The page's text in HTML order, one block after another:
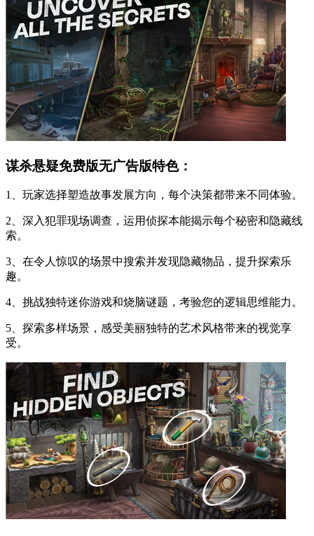
谋杀悬疑免费版无广告版特色：
1、玩家选择塑造故事发展方向，每个决策都带来不同体验。
2、深入犯罪现场调查，运用侦探本能揭示每个秘密和隐藏线
索。
3、在令人惊叹的场景中搜索并发现隐藏物品，提升探索乐
趣。
4、挑战独特迷你游戏和烧脑谜题，考验您的逻辑思维能力。
5、探索多样场景，感受美丽独特的艺术风格带来的视觉享
受。